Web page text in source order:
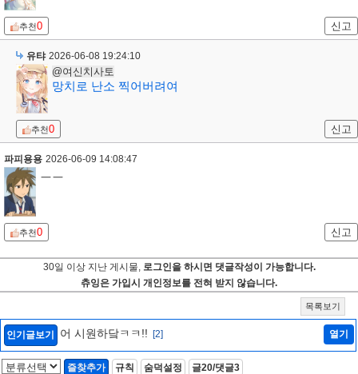
추천0 신고
유탸 2026-06-08 19:24:10
@여신치사토
망치로 난소 찍어버려여
추천0 신고
파피용용 2026-06-09 14:08:47
ㅡㅡ
추천0 신고
30일 이상 지난 게시물,
로그인을 하시면 댓글작성이 가능합니다.
츄잉은 가입시 개인정보를 전혀 받지 않습니다.
목록보기
인기글보기 어 시원하닼ㅋㅋ!! [2] 열기
즐찾추가 규칙 숨덕설정 글20/댓글3